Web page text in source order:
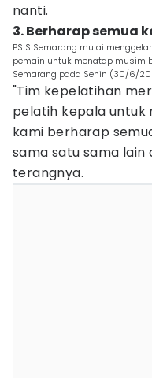
nanti.
3. Berharap semua
PSIS Semarang mulai
pemain untuk menatap musim
Semarang pada Senin (30/6/
"Tim kepelatihan
pelatih kepala untuk
kami berharap
sama satu sama lain
terangnya.